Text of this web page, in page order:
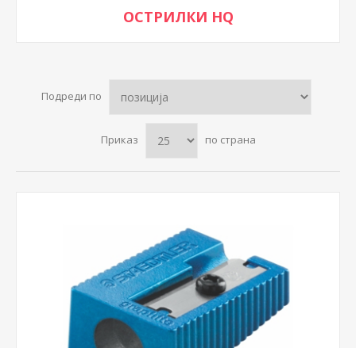
ОСТРИЛКИ HQ
Подреди по
Приказ по страна